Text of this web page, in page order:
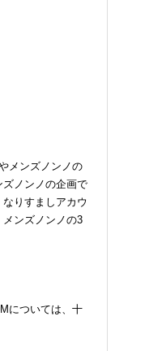
メンズノンノの
ノンノの企画で
りすましアカウ
ンズノンノの3
については、十